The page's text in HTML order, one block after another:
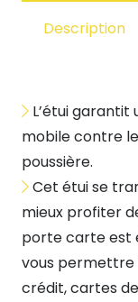
-
Samsung
S10
Description
L’étui
mobile contre
poussière.
Cet étui se
mieux profiter
porte carte est
vous permettre
crédit, cartes